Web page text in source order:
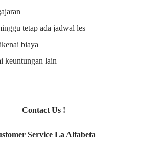
tetap ada jadwal les
biaya
keuntungan lain
Contact Us !
Service La Alfabeta